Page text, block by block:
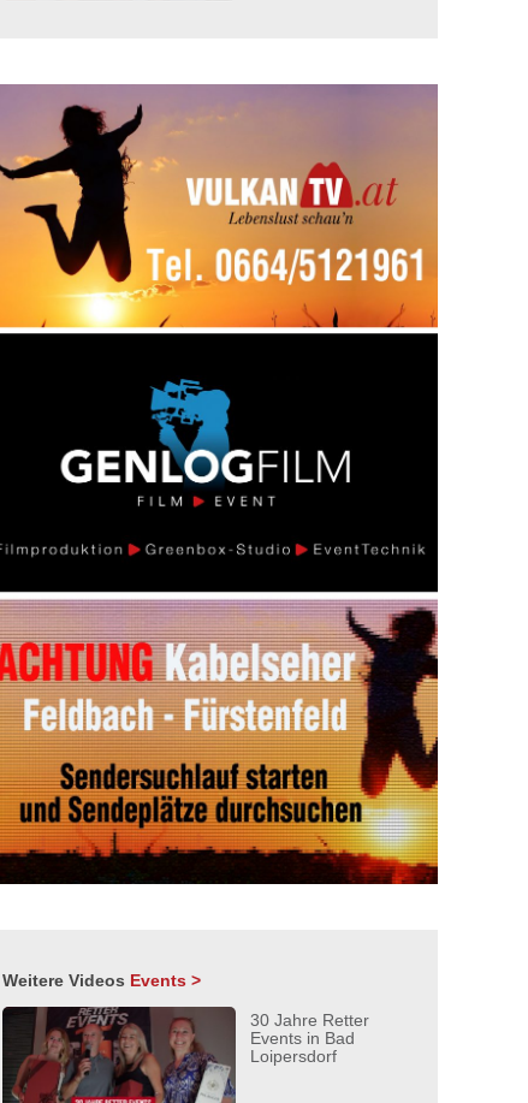
Weitere Videos Events >
30 Jahre Retter
Events in Bad
Loipersdorf